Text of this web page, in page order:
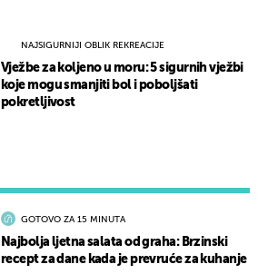
GOTOVO ZA 15 MINUTA
Najbolja ljetna salata od graha: Brzinski
recept za dane kada je prevruće za kuhanje
NAJSIGURNIJI OBLIK REKREACIJE
Vježbe za koljeno u moru: 5 sigurnih vježbi
koje mogu smanjiti bol i poboljšati
pokretljivost